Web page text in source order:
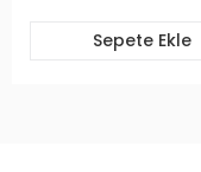
Sepete Ekle